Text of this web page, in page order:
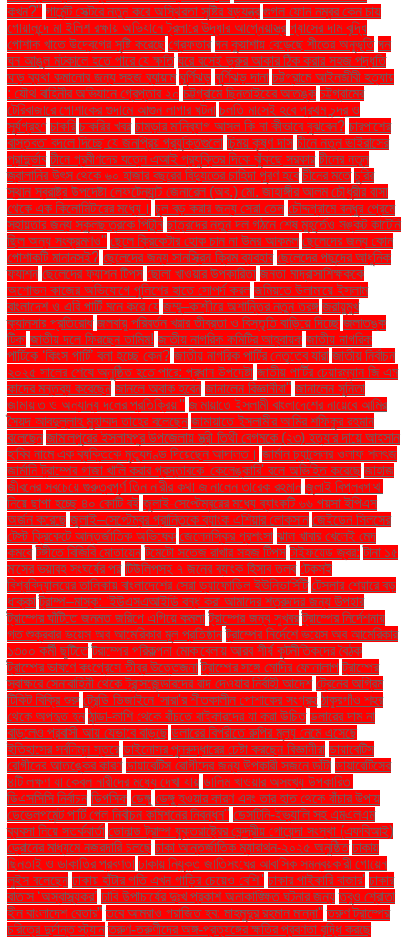
কখন?" গার্মেন্ট সেক্টরে নতুন করে অস্থিরতা সৃষ্টির ষড়যন্ত্র গুগল ফোন নম্বর কেন চায়
গোয়ালন্দে মা ইলিশ রক্ষায় অভিযানে ট্রলারে উদ্ধার আগ্নেয়াস্ত্র গ্যাসের দাম বৃদ্ধি
পোশাক খাতে উদ্বেগের সৃষ্টি করেছে গ্রেফতার ঘন কুয়াশায় বেড়েছে শীতের অনুভূতি ঘন
ঘন আঙুল মটকালে হতে পারে যে ক্ষতি ঘরে বসেই ভ্রুর আকার ঠিক করার সহজ পদ্ধতি
ঘাড় ব্যথা কমানোর জন্য সহজ ব্যায়াম ঘূর্ণিঝড় ঘূর্ণিঝড় দানা চট্টগ্রামে আইনজীবী হত্যায়
: যৌথ বাহিনীর অভিযানে গ্রেপ্তার ২০ চট্টগ্রামে ছিনতাইয়ের আতঙ্ক চট্টগ্রামের
টেরিবাজারে পোশাকের গুদামে আগুন লাগার ঘটনা চলতি মাসেই হবে প্রথম চন্দ্র ও
সূর্যগ্রহণ চাকরি চাকরির খবর চামড়ার মানিব্যাগ আসল কি না কীভাবে বুঝবেন? চারপাশের
বাস্তবতা বদলে দিচ্ছে যে জনপ্রিয় প্রযুক্তিগুলো চিন্ময় কৃষ্ণ দাস চীনে নতুন ভাইরাসের
প্রাদুর্ভাব চীনে প্রবীণদের যত্নে এআই প্রযুক্তির দিকে ঝুঁকছে সরকার চীনের নতুন
জ্বালানির উৎস থেকে ৬০ হাজার বছরের বিদ্যুতের চাহিদা পূরণ হবে চীনের মতে চুরির
স্থান স্বরাষ্ট্র উপদেষ্টা লেফটেন্যান্ট জেনারেল (অব.) মো. জাহাঙ্গীর আলম চৌধুরীর বাসা
থেকে এক কিলোমিটারের মধ্যে। চুল বড় করার জন্য সেরা তেল চৌদ্দগ্রামে বন্ধুর প্রেমে
সহায়তার জন্য স্কুলছাত্রকে পিটুনি ছাত্রদের নতুন দল গঠনে শেষ মুহূর্তেও সঙ্কট কাটেনি
ছিল অন্য সংক্রমণও" ছেলে ক্রিকেটার হোক চান না উমর আকমল ছেলেদের জন্য কোন
পোশাকটি মানানসই? ছেলেদের জন্য সানস্ক্রিন ক্রিম ব্যবহার ছেলেদের পছন্দের আধুনিক
ফ্যাশন ছেলেদের ফ্যাশন টিপস ছোলা খাওয়ার উপকারিতা জনতা মাদ্রাসাশিক্ষককে
অশোভন কাজের অভিযোগে পুলিশের হাতে সোপর্দ করল জমিয়তে উলামায়ে ইসলাম
বাংলাদেশ ও এবি পার্টি মনে করে যে জম্মু–কাশ্মীরে অশান্তির নতুন তরঙ্গ জরায়ুমুখ
ক্যানসার প্রতিরোধ জলবায়ু পরিবর্তন খরার তীব্রতা ও বিস্তৃতি বাড়িয়ে দিচ্ছে জলাতঙ্ক
টিকা জাতীয় দলে ফিরছেন তামিম! জাতীয় নাগরিক কমিটির আহ্বায়ক জাতীয় নাগরিক
পার্টিকে ‘কিংস পার্টি’ বলা হচ্ছে কেন? জাতীয় নাগরিক পার্টির নেতৃত্বে যারা জাতীয় নির্বাচন
২০২৫ সালের শেষে অনুষ্ঠিত হতে পারে: প্রধান উপদেষ্টা জাতীয় পার্টির চেয়ারম্যান জি এম
কাদের মন্তব্য করেছেন জানলে অবাক হবেন জানালেন বিজ্ঞানীরা" জানালেন সুনিতা
জামায়াত ও অন্যান্য দলের প্রতিক্রিয়া'' জামায়াতে ইসলামী বাংলাদেশের নায়েবে আমির
সৈয়দ আবদুল্লাহ মুহাম্মদ তাহের বলেছেন জামায়াতে ইসলামীর আমির শফিকুর রহমান
বলেছেন জামালপুরের ইসলামপুর উপজেলায় স্ত্রী তিথী বেগমকে (২৩) হত্যার দায়ে আহসান
হাবিব নামে এক ব্যক্তিকে মৃত্যুদণ্ড দিয়েছেন আদালত। জার্মান চ্যান্সেলর ওলাফ শলৎজ
জার্মানি ট্রাম্পের গাজা খালি করার প্রস্তাবকে 'কেলেঙ্কারি' বলে অভিহিত করেছে জাহাজ
জীবনের সবচেয়ে গুরুত্বপূর্ণ তিন নারীর কথা জানালেন তারেক রহমান জুলাই বিপ্লবগাথা
নিয়ে ছাপা হচ্ছে ৪০ কোটি বই জুলাই-সেপ্টেম্বরের মধ্যে ব্যাংকটি ৬৬ পয়সা ইপিএস
অর্জন করেছে জুলাই–সেপ্টেম্বর প্রান্তিকে ব্যাংক এশিয়ার লোকসান জেইডেন সিলসের
টেস্ট ক্রিকেটে আন্তর্জাতিক অভিষেক জেলেনস্কির প্রশংসা ঝাল খাবার খেলেই মেদ
কমবে টঙ্গীতে বিজিবি মোতায়েন টমেটো সতেজ রাখার সহজ টিপস টাইফয়েড জ্বর: টানা ১৫
মাসের ভয়াবহ সংঘর্ষের পর টিউলিপসহ ৭ জনের ব্যাংক হিসাব তলব টেকসই
বিশ্ববিদ্যালয়ের তালিকায় বাংলাদেশের সেরা ড্যাফোডিল ইউনিভার্সিটি টেসলার শেয়ারে বড়
ধাক্কা ট্রাম্প–মাস্ক: ‘ইউএসএআইডি বন্ধ করা আমাদের শত্রুদের জন্য উপহার
ট্রাম্পের ঘাঁটিতে জনমত জরিপে এগিয়ে কমলা ট্রাম্পের জন্য সুখবর ট্রাম্পের নির্দেশনায়
গত শুক্রবার ভয়েস অব আমেরিকার মূল প্রতিষ্ঠান ট্রাম্পের নির্দেশে ভয়েস অব আমেরিকার
১৩০০ কর্মী ছুটিতে ট্রাম্পের পরিকল্পনা মোকাবেলায় আরব শীর্ষ কূটনীতিকদের বৈঠক
ট্রাম্পের ভাষণে কংগ্রেসে তীব্র উত্তেজনা ট্রাম্পের সঙ্গে মোদির ফোনালাপ ট্রাম্পের
স্বাক্ষরে সেনাবাহিনী থেকে ট্রান্সজেন্ডারদের বাদ দেওয়ার নির্বাহী আদেশ ট্রেনের অগ্রিম
টিকিট বিক্রি শুরু ট্রেন্ডি ডিজাইনে 'সারা'র শীতকালীন পোশাকের সংগ্রহ ঠাকুরগাঁও শহর
থেকে অপহৃত হন ঠান্ডা-কাশি থেকে বাঁচতে বাইকারদের যা করা উচিত ডলারের দাম না
বাড়লেও প্রবাসী আয় যেভাবে বাড়ছে ডলারের বিপরীতে রুপির মূল্য নেমে এসেছে
ইতিহাসের সর্বনিম্ন স্তরে ডাইনোসর পুনরুদ্ধারের চেষ্টা করছেন বিজ্ঞানীরা ডায়াবেটিস
রোগীদের আতঙ্কের কারণ ডায়াবেটিস রোগীদের জন্য উপকারী সজনে ডাঁটা ডায়াবেটিসের
৪টি লক্ষণ যা কেবল নারীদের মধ্যে দেখা যায় ডালিম খাওয়ার অসংখ্য উপকারিতা
ডিএসসিসি নির্বাচন ডিপসিক ডেঙ্গু ডেঙ্গু হওয়ার কারণ এবং তার হাত থেকে বাঁচার উপায়
ডেভেলপমেন্ট পার্টি পেল নির্বাচন কমিশনের নিবন্ধন" ডেসটিনি-ইভ্যালি সহ এমএলএম
ব্যবসা নিয়ে সতর্কবার্তা ডোনাল্ড ট্রাম্প যুক্তরাষ্ট্রের কেন্দ্রীয় গোয়েন্দা সংস্থা (এফবিআই)
ড্রোনের মাধ্যমে নজরদারি চলছে ঢাকা আন্তর্জাতিক ম্যারাথন-২০২৫ অনুষ্ঠিত ঢাকায়
ছিনতাই ও ডাকাতির প্রবণতা ঢাকায় নিযুক্ত জাতিসংঘের আবাসিক সমন্বয়কারী গোয়েন
লুইস বলেছেন ঢাকায় হাঁটার গতি এখন গাড়ির চেয়েও বেশি'' ঢাকার পাইকারি বাজার' ঢাকার
বাতাস ‘অস্বাস্থ্যকর’ ঢাবি উপাচার্যের দুঃখ প্রকাশ অনাকাঙ্ক্ষিত ঘটনার জন্য তবুও শ্রোতা
হীন বাংলাদেশ বেতার” তবে আমরাও পরাজিত হব: মাহমুদুর রহমান মান্না" তরুণ ট্রাম্পের
চরিত্রে দুর্দান্ত স্ট্যান তরুণ-তরুণীদের অঙ্গ-প্রত্যঙ্গের ক্ষতির প্রবণতা বৃদ্ধি করছে